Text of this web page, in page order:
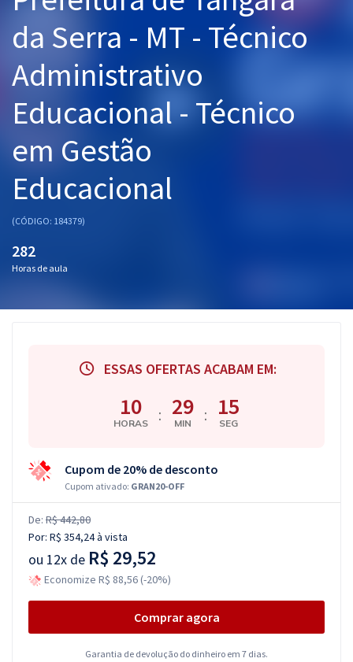
Graduação
OAB
Mentorias
Questões grátis
Conteúdo gratuito
Blog
Aprovados
da Serra - MT - Técnico
Administrativo
Educacional - Técnico
em Gestão
Educacional
(CÓDIGO: 184379)
282
Horas de aula
ESSAS OFERTAS ACABAM EM:
10
HORAS : 29
MIN : 14
SEG
Cupom de 20% de desconto
Cupom ativado: GRAN20-OFF
De: R$ 442,80
Por: R$ 354,24à vista
ou 12x de R$ 29,52
Economize R$ 88,56 (-20%)
Comprar agora
Garantia de devolução do dinheiro em 7 dias.